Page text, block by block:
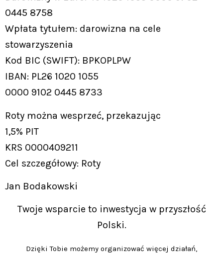
0445 8758
Wpłata tytułem: darowizna na cele
stowarzyszenia
Kod BIC (SWIFT): BPKOPLPW
IBAN: PL26 1020 1055
0000 9102 0445 8733
Roty można wesprzeć, przekazując
1,5% PIT
KRS 0000409211
Cel szczegółowy: Roty
Jan Bodakowski
Twoje wsparcie to inwestycja w przyszłość
Polski.
Dzięki Tobie możemy organizować więcej działań,